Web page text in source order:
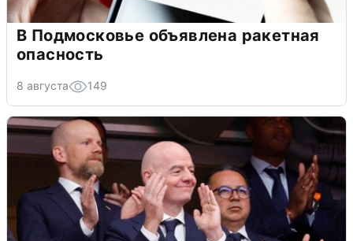
В Подмосковье объявлена ракетная
опасность
8 августа 149